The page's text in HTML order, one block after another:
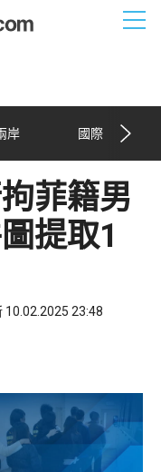
岸 國際
菲籍男
提取1
10.02.2025 23:48